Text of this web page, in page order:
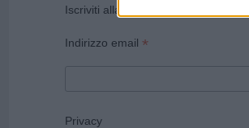
Iscriviti alla newsletter di Gallura
Indirizzo email *
Privacy